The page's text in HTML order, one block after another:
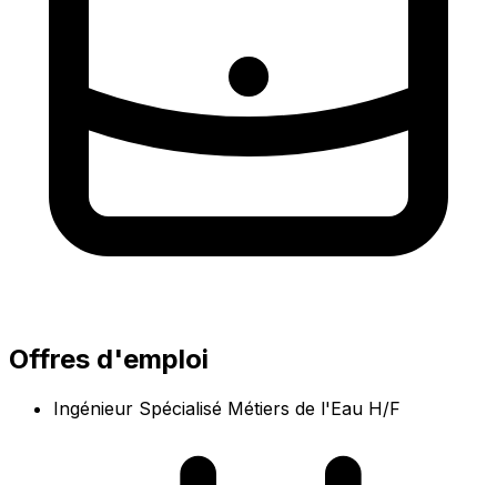
Offres d'emploi
Ingénieur Spécialisé Métiers de l'Eau H/F